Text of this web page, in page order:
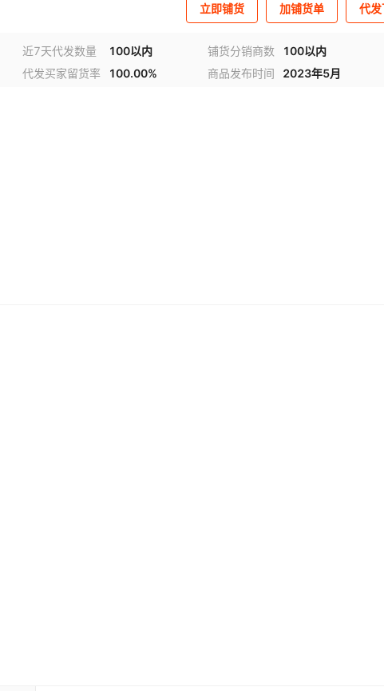
1 220
¥2650 998
236 -60 1 220
¥230 998
立即铺货 加铺货单 代
近7天代发数量 100以内 铺货分销商数
100以内
代发买家留货率 100.00% 商品发布时间 2023年5月